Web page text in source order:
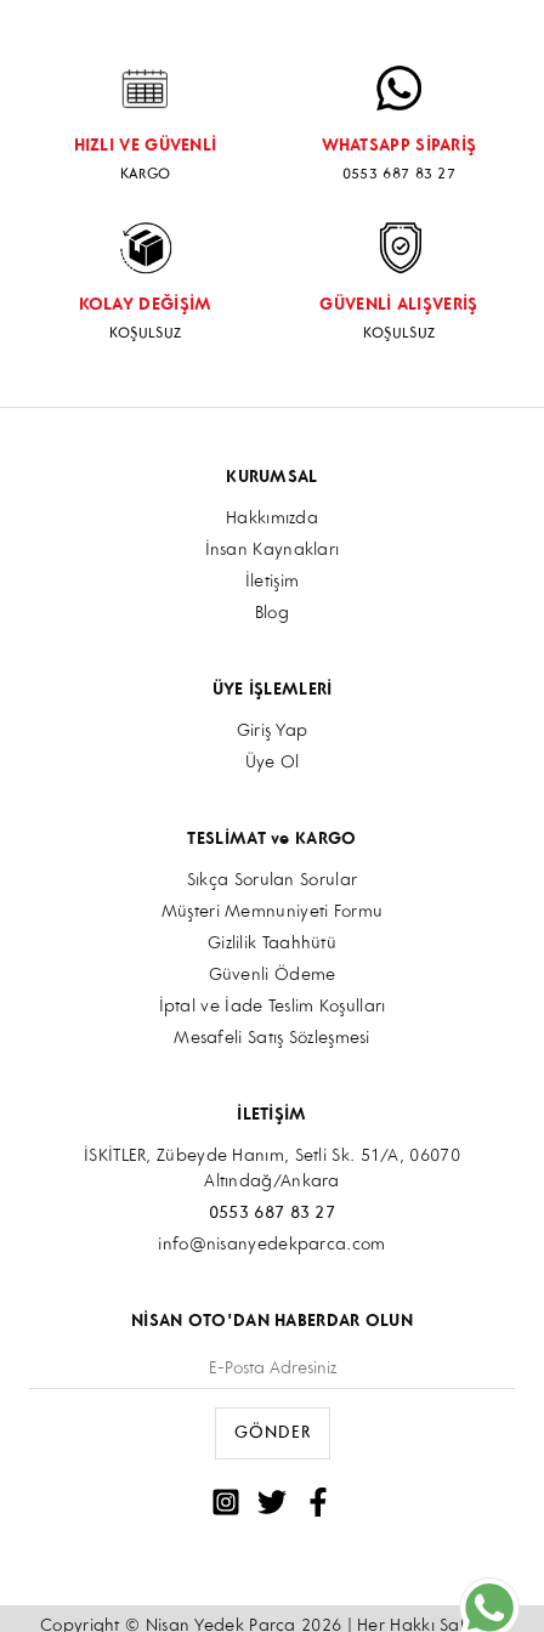
HIZLI VE GÜVENLİ
KARGO
WHATSAPP SİPARİŞ
0553 687 83 27
KOLAY DEĞİŞİM
KOŞULSUZ
GÜVENLİ ALIŞVERİŞ
KOŞULSUZ
KURUMSAL
Hakkımızda
İnsan Kaynakları
İletişim
Blog
ÜYE İŞLEMLERİ
Giriş Yap
Üye Ol
TESLİMAT ve KARGO
Sıkça Sorulan Sorular
Müşteri Memnuniyeti Formu
Gizlilik Taahhütü
Güvenli Ödeme
İptal ve İade Teslim Koşulları
Mesafeli Satış Sözleşmesi
İLETİŞİM
İSKİTLER, Zübeyde Hanım, Setli Sk. 51/A, 06070
Altındağ/Ankara
0553 687 83 27
info@nisanyedekparca.com
NİSAN OTO'DAN HABERDAR OLUN
Copyright © Nisan Yedek Parça 2026 | Her Hakkı Saklıdır.